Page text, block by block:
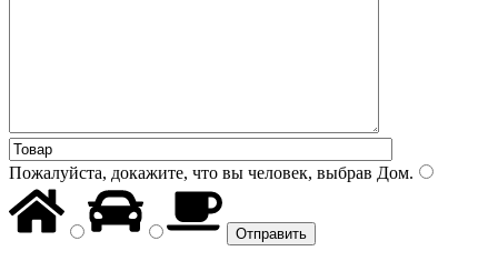
Пожалуйста, докажите, что вы человек, выбрав Дом.